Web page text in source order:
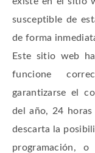
susceptible de
de forma
Este sitio web
funcione
garantizarse el
del año, 24
descarta la
programación,